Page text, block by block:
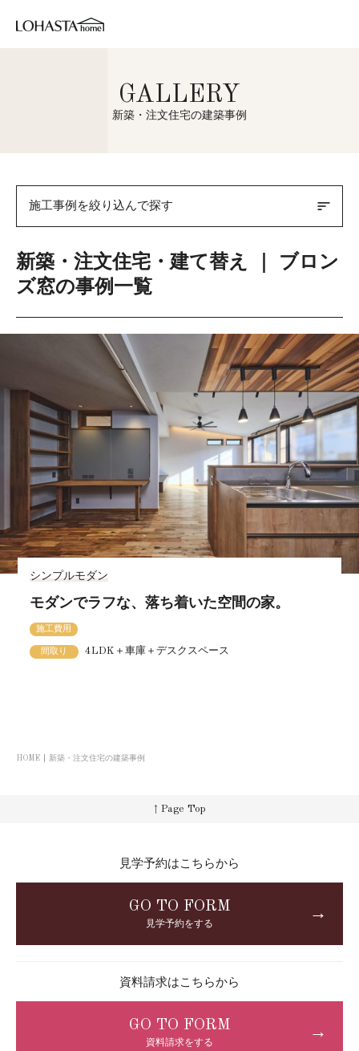
GALLERY
新築・注文住宅の建築事例
sort
施工事例を絞り込んで探す
新築・注文住宅・建て替え ｜ ブロン
ズ窓の事例一覧
シンプルモダン
モダンでラフな、落ち着いた空間の家。
施工費用
間取り 4LDK＋車庫＋デスクスペース
HOME 新築・注文住宅の建築事例
↑ Page Top
見学予約はこちらから
GO TO FORM
見学予約をする
→
資料請求はこちらから
GO TO FORM
資料請求をする
→